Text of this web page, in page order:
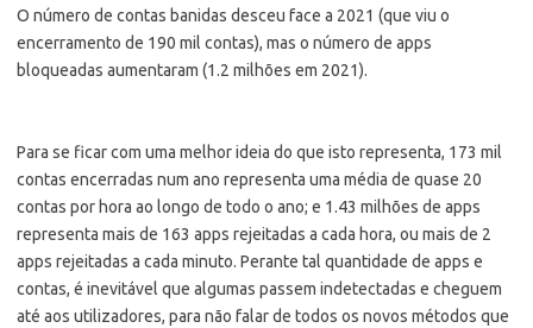
O número de contas banidas desceu face a 2021 (que viu o
encerramento de 190 mil contas), mas o número de apps
bloqueadas aumentaram (1.2 milhões em 2021).
Para se ficar com uma melhor ideia do que isto representa, 173 mil
contas encerradas num ano representa uma média de quase 20
contas por hora ao longo de todo o ano; e 1.43 milhões de apps
representa mais de 163 apps rejeitadas a cada hora, ou mais de 2
apps rejeitadas a cada minuto. Perante tal quantidade de apps e
contas, é inevitável que algumas passem indetectadas e cheguem
até aos utilizadores, para não falar de todos os novos métodos que